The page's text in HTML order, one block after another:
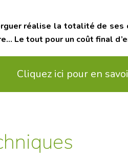
réalise la totalité de
Le tout pour un coût final
Cliquez ici pour en